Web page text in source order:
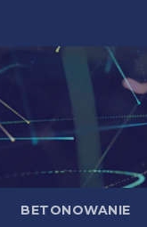
BETONOWANIE